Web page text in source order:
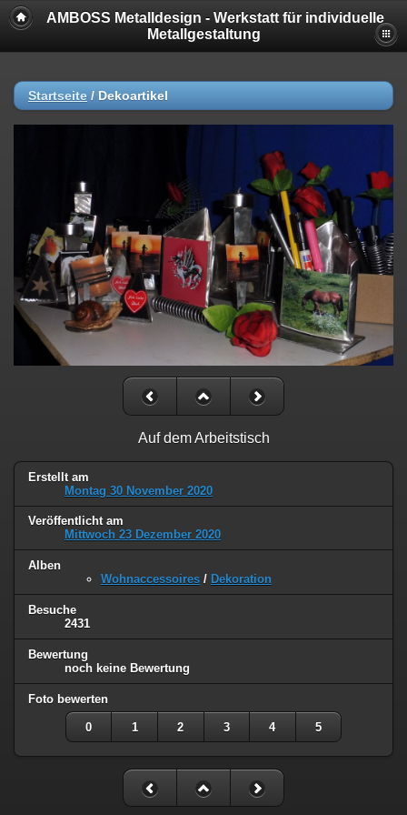
AMBOSS Metalldesign - Werkstatt für individuelle
Metallgestaltung
Startseite / Dekoartikel
Auf dem Arbeitstisch
Erstellt am
Montag 30 November 2020
Veröffentlicht am
Mittwoch 23 Dezember 2020
Alben
Wohnaccessoires / Dekoration
Besuche
2431
Bewertung
noch keine Bewertung
Foto bewerten
0 1 2 3 4 5